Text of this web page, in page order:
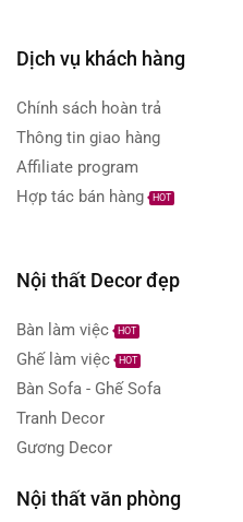
Dịch vụ khách hàng
Chính sách hoàn trả
Thông tin giao hàng
Affiliate program
Hợp tác bán hàng
HOT
Nội thất Decor đẹp
Bàn làm việc HOT
Ghế làm việc HOT
Bàn Sofa - Ghế Sofa
Tranh Decor
Gương Decor
Nội thất văn phòng